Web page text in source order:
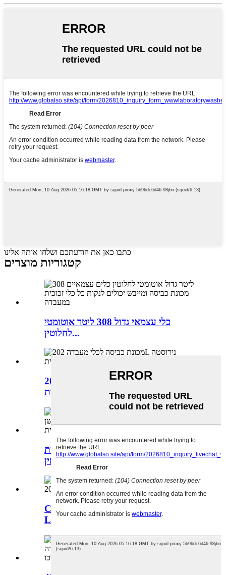
כתבו כאן את הודעתכם ושלחו אותה אלינו
קטגוריות מוצרים
כלי עצמאי גדול 308 ליטר אוטומטי
לחלוטין...
מכונת כביסה לכלי מעבדה 202L נירוסטה
מכונת כביסה לכלי זכוכית מעבדתית
אוטומטית לחלוטין...
CE מוסמך עצמאי מלא אוטומטית
Labora...